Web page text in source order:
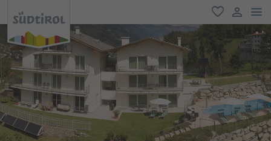
favoriti
user link